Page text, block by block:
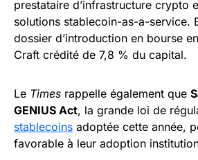
prestataire d’infrastructure crypto
solutions stablecoin-as-a-service.
dossier d’introduction en bourse
Craft crédité de 7,8 % du capital.
Le Times rappelle également que
GENIUS Act, la grande loi de
stablecoins adoptée cette année,
favorable à leur adoption